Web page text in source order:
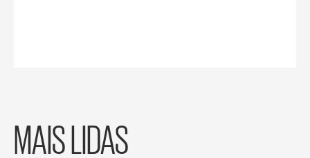
MAIS LIDAS